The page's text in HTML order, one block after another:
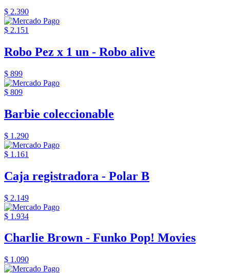
$ 2.390
$ 2.151
Robo Pez x 1 un - Robo alive
$ 899
$ 809
Barbie coleccionable
$ 1.290
$ 1.161
Caja registradora - Polar B
$ 2.149
$ 1.934
Charlie Brown - Funko Pop! Movies
$ 1.090